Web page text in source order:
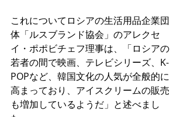
これについてロシアの生活用品企業団
体「ルスブランド協会」のアレクセ
イ・ポポビチェフ理事は、「ロシアの
若者の間で映画、テレビシリーズ、K-
POPなど、韓国文化の人気が全般的に
高まっており、アイスクリームの販売
も増加しているようだ」と述べまし